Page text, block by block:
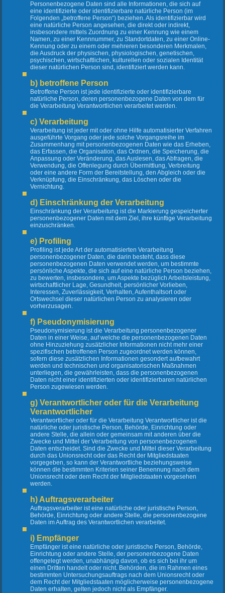
Personenbezogene Daten sind alle Informationen, die sich auf
eine identifizierte oder identifizierbare natürliche Person (im
Folgenden „betroffene Person“) beziehen. Als identifizierbar wird
eine natürliche Person angesehen, die direkt oder indirekt,
insbesondere mittels Zuordnung zu einer Kennung wie einem
Namen, zu einer Kennnummer, zu Standortdaten, zu einer Online-
Kennung oder zu einem oder mehreren besonderen Merkmalen,
die Ausdruck der physischen, physiologischen, genetischen,
psychischen, wirtschaftlichen, kulturellen oder sozialen Identität
dieser natürlichen Person sind, identifiziert werden kann.
b) betroffene Person
Betroffene Person ist jede identifizierte oder identifizierbare
natürliche Person, deren personenbezogene Daten von dem für
die Verarbeitung Verantwortlichen verarbeitet werden.
c) Verarbeitung
Verarbeitung ist jeder mit oder ohne Hilfe automatisierter Verfahren
ausgeführte Vorgang oder jede solche Vorgangsreihe im
Zusammenhang mit personenbezogenen Daten wie das Erheben,
das Erfassen, die Organisation, das Ordnen, die Speicherung, die
Anpassung oder Veränderung, das Auslesen, das Abfragen, die
Verwendung, die Offenlegung durch Übermittlung, Verbreitung
oder eine andere Form der Bereitstellung, den Abgleich oder die
Verknüpfung, die Einschränkung, das Löschen oder die
Vernichtung.
d) Einschränkung der Verarbeitung
Einschränkung der Verarbeitung ist die Markierung gespeicherter
personenbezogener Daten mit dem Ziel, ihre künftige Verarbeitung
einzuschränken.
e) Profiling
Profiling ist jede Art der automatisierten Verarbeitung
personenbezogener Daten, die darin besteht, dass diese
personenbezogenen Daten verwendet werden, um bestimmte
persönliche Aspekte, die sich auf eine natürliche Person beziehen,
zu bewerten, insbesondere, um Aspekte bezüglich Arbeitsleistung,
wirtschaftlicher Lage, Gesundheit, persönlicher Vorlieben,
Interessen, Zuverlässigkeit, Verhalten, Aufenthaltsort oder
Ortswechsel dieser natürlichen Person zu analysieren oder
vorherzusagen.
f) Pseudonymisierung
Pseudonymisierung ist die Verarbeitung personenbezogener
Daten in einer Weise, auf welche die personenbezogenen Daten
ohne Hinzuziehung zusätzlicher Informationen nicht mehr einer
spezifischen betroffenen Person zugeordnet werden können,
sofern diese zusätzlichen Informationen gesondert aufbewahrt
werden und technischen und organisatorischen Maßnahmen
unterliegen, die gewährleisten, dass die personenbezogenen
Daten nicht einer identifizierten oder identifizierbaren natürlichen
Person zugewiesen werden.
g) Verantwortlicher oder für die Verarbeitung
Verantwortlicher
Verantwortlicher oder für die Verarbeitung Verantwortlicher ist die
natürliche oder juristische Person, Behörde, Einrichtung oder
andere Stelle, die allein oder gemeinsam mit anderen über die
Zwecke und Mittel der Verarbeitung von personenbezogenen
Daten entscheidet. Sind die Zwecke und Mittel dieser Verarbeitung
durch das Unionsrecht oder das Recht der Mitgliedstaaten
vorgegeben, so kann der Verantwortliche beziehungsweise
können die bestimmten Kriterien seiner Benennung nach dem
Unionsrecht oder dem Recht der Mitgliedstaaten vorgesehen
werden.
h) Auftragsverarbeiter
Auftragsverarbeiter ist eine natürliche oder juristische Person,
Behörde, Einrichtung oder andere Stelle, die personenbezogene
Daten im Auftrag des Verantwortlichen verarbeitet.
i) Empfänger
Empfänger ist eine natürliche oder juristische Person, Behörde,
Einrichtung oder andere Stelle, der personenbezogene Daten
offengelegt werden, unabhängig davon, ob es sich bei ihr um
einen Dritten handelt oder nicht. Behörden, die im Rahmen eines
bestimmten Untersuchungsauftrags nach dem Unionsrecht oder
dem Recht der Mitgliedstaaten möglicherweise personenbezogene
Daten erhalten, gelten jedoch nicht als Empfänger.